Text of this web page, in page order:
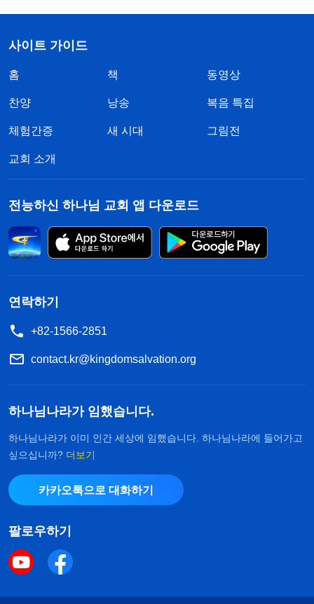
사이트 가이드
홈 책 동영상
찬양 낭송 복음 특집
체험간증 새 시대 그림전
교회 소개
전능하신 하나님 교회 앱 다운로드
연락하기
+82-1566-2851
contact.kr@kingdomsalvation.org
하나님나라가 임했습니다.
하나님나라가 이미 인간 세상에 임했습니다. 하나님나라에 들어가고
싶으십니까? 더보기
카카오톡으로 대화하기
팔로우하기